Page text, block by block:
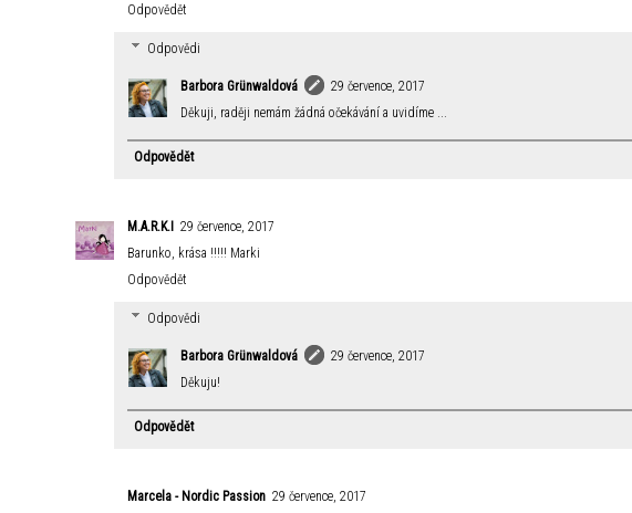
Odpovědět
Odpovědi
Barbora Grünwaldová
29 července, 2017
Děkuji, raději nemám žádná očekávání a uvidíme ...
Odpovědět
M.A.R.K.I 29 července, 2017
Barunko, krása !!!!! Marki
Odpovědět
Odpovědi
Barbora Grünwaldová
29 července, 2017
Děkuju!
Odpovědět
Marcela - Nordic Passion 29 července, 2017